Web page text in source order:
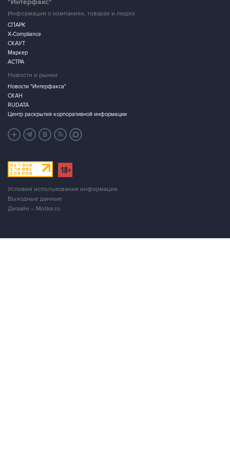
"Интерфакс"
Информация о компаниях, товарах и людях
СПАРК
X-Compliance
СКАУТ
Маркер
АСТРА
Новости и рынки
Новости "Интерфакса"
СКАН
RUDATA
Центр раскрытия корпоративной информации
Условия использования информации
Выходные данные
Дизайн – Motka.ru